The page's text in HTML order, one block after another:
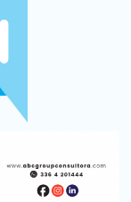
el sector
consumo
el país, un 5,9%